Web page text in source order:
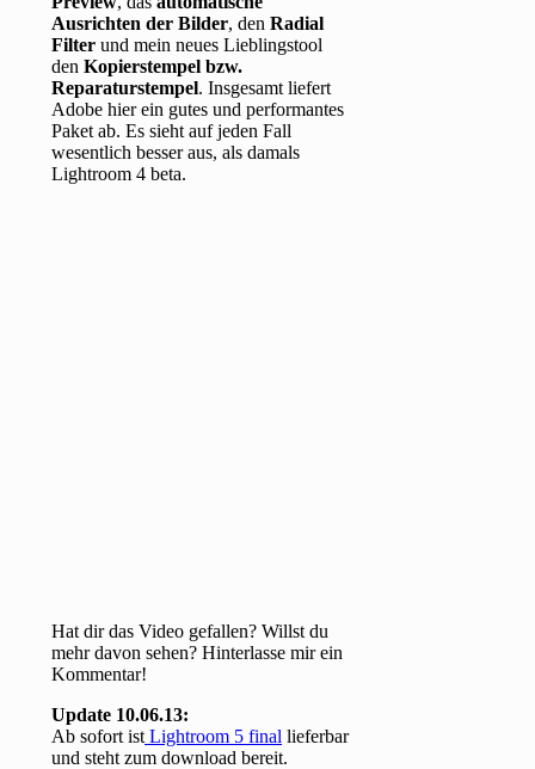
Ausrichten der Bilder, denRadial
Filter und mein neues Lieblingstool
denKopierstempel bzw.
Reparaturstempel. Insgesamt liefert
Adobe hier ein gutes und performantes
Paket ab. Es sieht auf jeden Fall
wesentlich besser aus, als damals
Lightroom 4 beta.
Hat dir das Video gefallen? Willst du
mehr davon sehen? Hinterlasse mir ein
Kommentar!
Update 10.06.13:
Ab sofort ist Lightroom 5 final lieferbar
und steht zum download bereit.